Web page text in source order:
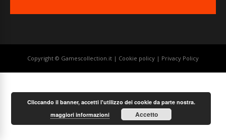
Copyright © Gamescollection.it | Cookie policy | Privacy Policy
Cliccando il banner, accetti l'utilizzo dei cookie da parte nostra.
maggiori informazioni
Accetto